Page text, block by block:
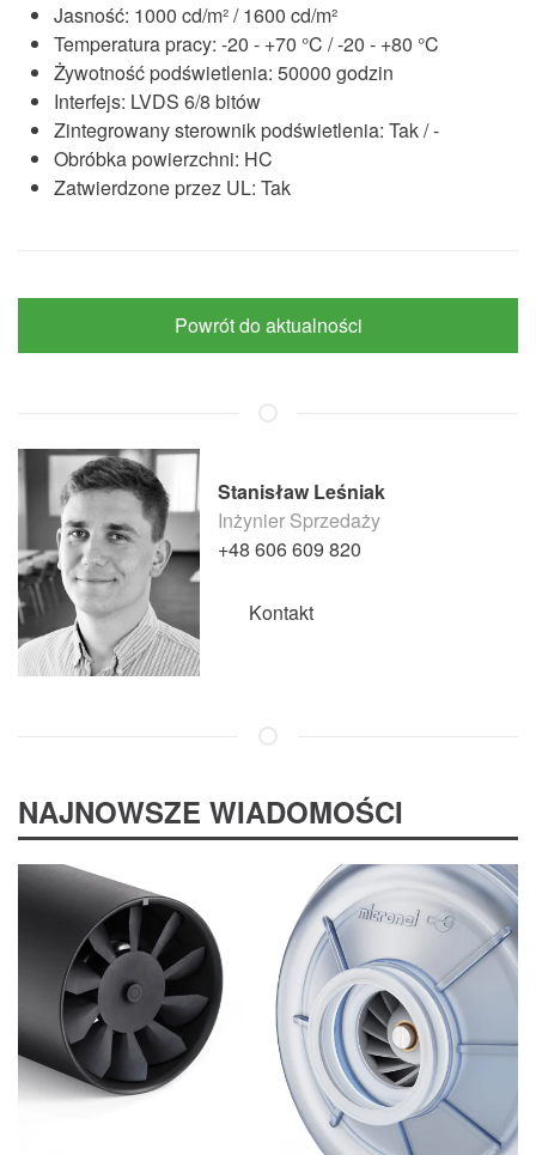
Jasność: 1000 cd/m² / 1600 cd/m²
Temperatura pracy: -20 - +70 °C / -20 - +80 °C
Żywotność podświetlenia: 50000 godzin
Interfejs: LVDS 6/8 bitów
Zintegrowany sterownik podświetlenia: Tak / -
Obróbka powierzchni: HC
Zatwierdzone przez UL: Tak
Powrót do aktualności
Stanisław Leśniak
Inżynier Sprzedaży
+48 606 609 820
Kontakt
NAJNOWSZE WIADOMOŚCI